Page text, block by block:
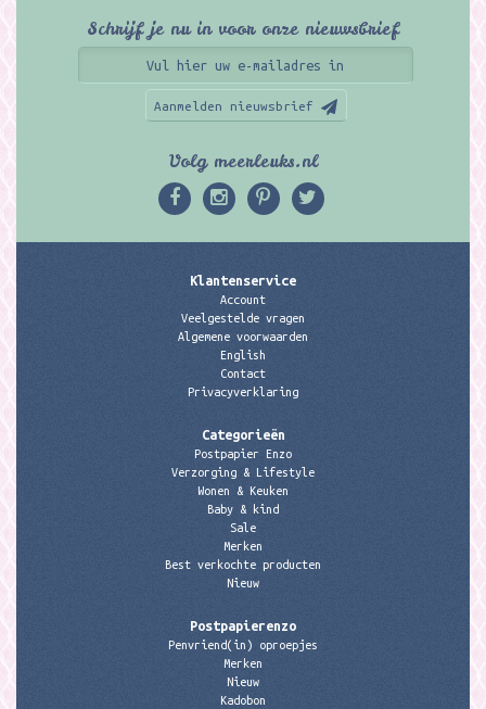
Schrijf je nu in voor onze nieuwsbrief
Aanmelden nieuwsbrief
Volg meerleuks.nl
Klantenservice
Account
Veelgestelde vragen
Algemene voorwaarden
English
Contact
Privacyverklaring
Categorieën
Postpapier Enzo
Verzorging & Lifestyle
Wonen & Keuken
Baby & kind
Sale
Merken
Best verkochte producten
Nieuw
Postpapierenzo
Penvriend(in) oproepjes
Merken
Nieuw
Kadobon